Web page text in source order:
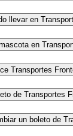
llevar en
en
Transportes
de Transportes
un boleto de